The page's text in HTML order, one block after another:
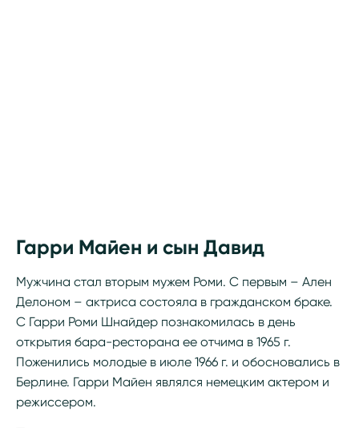
Гарри Майен и сын Давид
Мужчина стал вторым мужем Роми. С первым – Ален
Делоном – актриса состояла в гражданском браке.
С Гарри Роми Шнайдер познакомилась в день
открытия бара-ресторана ее отчима в 1965 г.
Поженились молодые в июле 1966 г. и обосновались в
Берлине. Гарри Майен являлся немецким актером и
режиссером.